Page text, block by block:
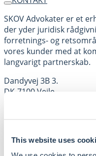
This website uses
SKOV Advokater er et
der yder juridisk
forretnings- og
vores kunder med at
langvarigt partnerskab.
Dandyvej 3B 3.
DK-7100 Vejle
skov@skovadvokater.dk